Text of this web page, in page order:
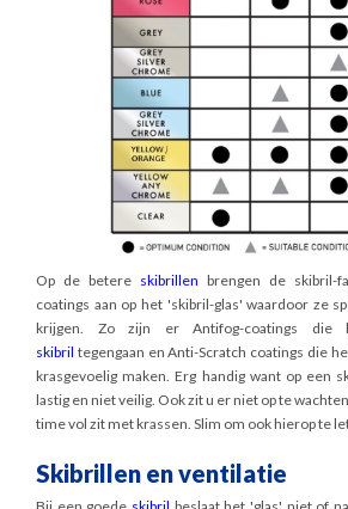
Op de betere skibrillen brengen de skibril-
coatings aan op het 'skibril-glas' waardoor ze
krijgen. Zo zijn er Antifog-coatings die
skibril tegengaan en Anti-Scratch coatings die
krasgevoelig maken. Erg handig want op een
lastig en niet veilig. Ook zit u er niet op te
time vol zit met krassen. Slim om ook hierop te
Skibrillen en ventilatie